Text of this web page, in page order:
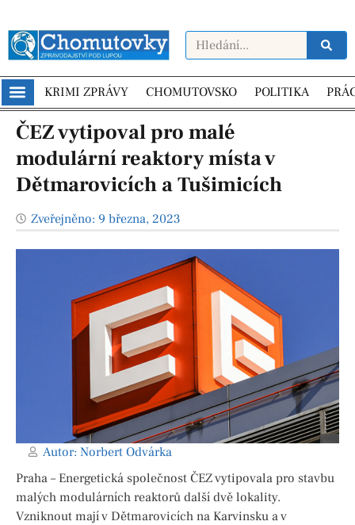
KRIMI ZPRÁVY CHOMUTOVSKO POLITIKA
ČEZ vytipoval pro malé
modulární reaktory místa v
Dětmarovicích a Tušimicích
Zveřejněno: 9 března, 2023
Autor: Norbert Odvárka
Praha – Energetická společnost ČEZ vytipovala pro stavbu
malých modulárních reaktorů další dvě lokality.
Vzniknout mají v Dětmarovicích na Karvinsku a v